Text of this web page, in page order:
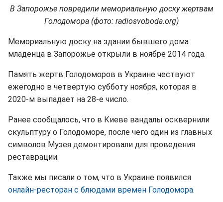
В Запорожье повредили мемориальную доску жертвам
Голодомора (фото: radiosvoboda.org)
Мемориальную доску на здании бывшего дома
младенца в Запорожье открыли в ноябре 2014 года.
Память жертв Голодоморов в Украине чествуют
ежегодно в четвертую субботу ноября, которая в
2020-м выпадает на 28-е число.
Ранее сообщалось, что в Киеве вандалы осквернили
скульптуру о Голодоморе, после чего один из главных
символов Музея демонтировали для проведения
реставрации.
Также мы писали о том, что в Украине появился
онлайн-ресторан с блюдами времен Голодомора.